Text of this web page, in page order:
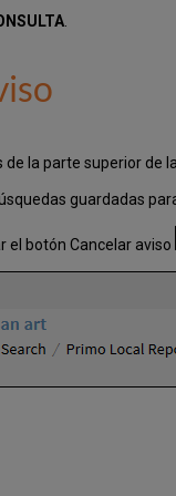
la parte superior de
guardadas
el botón Cancelar aviso